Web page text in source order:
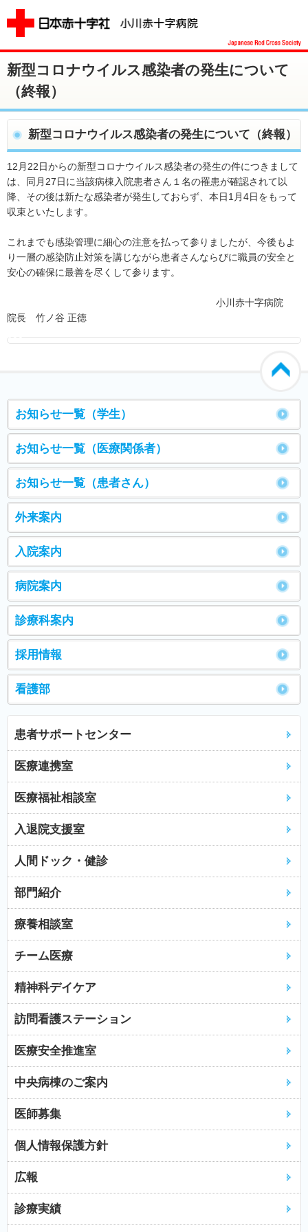
新型コロナウイルス感染者の発生について
（終報）
新型コロナウイルス感染者の発生について（終報）
12月22日からの新型コロナウイルス感染者の発生の件につきまして
は、同月27日に当該病棟入院患者さん１名の罹患が確認されて以
降、その後は新たな感染者が発生しておらず、本日1月4日をもって
収束といたします。
これまでも感染管理に細心の注意を払って参りましたが、今後もよ
り一層の感染防止対策を講じながら患者さんならびに職員の安全と
安心の確保に最善を尽くして参ります。
小川赤十字病院
院長 竹ノ谷 正徳
お知らせ一覧（学生）
お知らせ一覧（医療関係者）
お知らせ一覧（患者さん）
外来案内
入院案内
病院案内
診療科案内
採用情報
看護部
患者サポートセンター
医療連携室
医療福祉相談室
入退院支援室
人間ドック・健診
部門紹介
療養相談室
チーム医療
精神科デイケア
訪問看護ステーション
医療安全推進室
中央病棟のご案内
医師募集
個人情報保護方針
広報
診療実績